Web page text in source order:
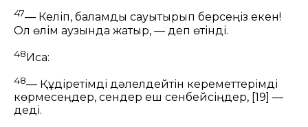
47— Келіп, баламды сауықтырып берсеңіз екен!
Ол өлім аузында жатыр, — деп өтінді.
48Иса:
48— Құдіретімді дәлелдейтін кереметтерімді
көрмесеңдер, сендер еш сенбейсіңдер, [19] —
деді.